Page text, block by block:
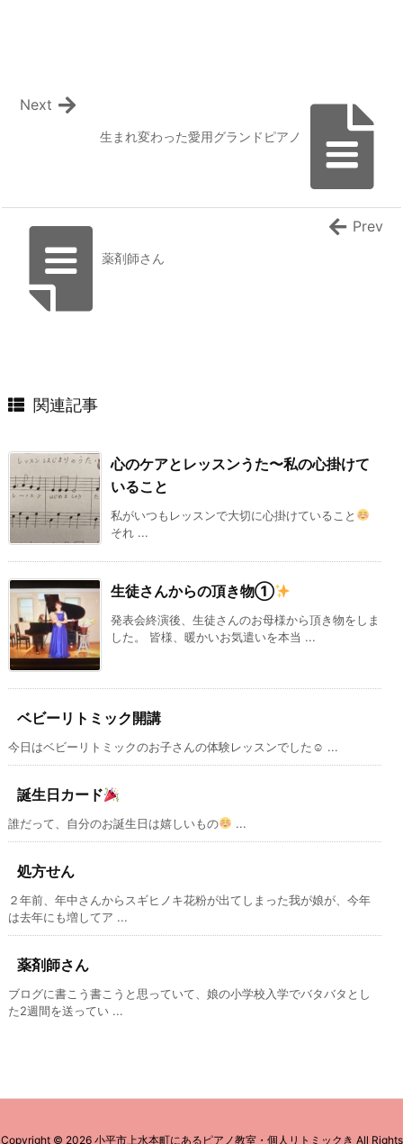
生まれ変わった愛用グランドピアノ
Next
薬剤師さん
Prev
関連記事
心のケアとレッスンうた〜私の心掛けて
いること
私がいつもレッスンで大切に心掛けていること
それ ...
生徒さんからの頂き物①
発表会終演後、生徒さんのお母様から頂き物をしま
した。 皆様、暖かいお気遣いを本当 ...
ベビーリトミック開講
今日はベビーリトミックのお子さんの体験レッスンでした☺ ...
誕生日カード
誰だって、自分のお誕生日は嬉しいもの ...
処方せん
２年前、年中さんからスギヒノキ花粉が出てしまった我が娘が、今年
は去年にも増してア ...
薬剤師さん
ブログに書こう書こうと思っていて、娘の小学校入学でバタバタとし
た2週間を送ってい ...
Copyright © 2026 小平市上水本町にあるピアノ教室・個人リトミックき All Rights